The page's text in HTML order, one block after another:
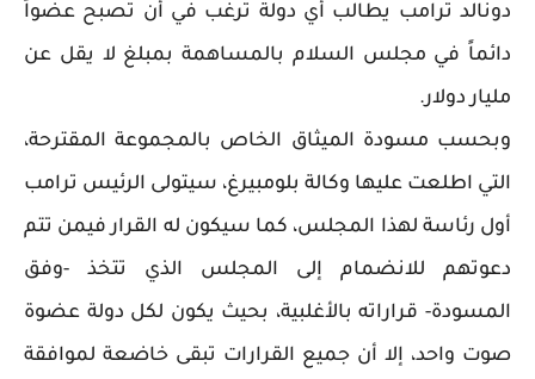
دونالد ترامب يطالب أي دولة ترغب في أن تصبح عضواً
دائماً في مجلس السلام بالمساهمة بمبلغ لا يقل عن
مليار دولار.
وبحسب مسودة الميثاق الخاص بالمجموعة المقترحة،
التي اطلعت عليها وكالة بلومبيرغ، سيتولى الرئيس ترامب
أول رئاسة لهذا المجلس، كما سيكون له القرار فيمن تتم
دعوتهم للانضمام إلى المجلس الذي تتخذ -وفق
المسودة- قراراته بالأغلبية، بحيث يكون لكل دولة عضوة
صوت واحد، إلا أن جميع القرارات تبقى خاضعة لموافقة